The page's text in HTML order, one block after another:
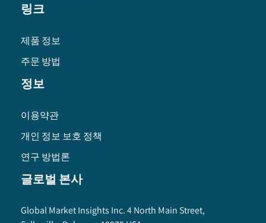
링크
제품 정보
주문 방법
정보
이용약관
개인 정보 보호 정책
연구 방법론
글로벌 본사
Global Market Insights Inc. 4 North Main Street,